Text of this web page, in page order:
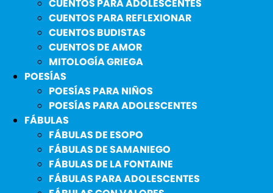
CUENTOS PARA ADOLESCENTES
CUENTOS PARA REFLEXIONAR
CUENTOS BUDISTAS
CUENTOS DE AMOR
MITOLOGÍA GRIEGA
POESÍAS
POESÍAS PARA NIÑOS
POESÍAS PARA ADOLESCENTES
FÁBULAS
FÁBULAS DE ESOPO
FÁBULAS DE SAMANIEGO
FÁBULAS DE LA FONTAINE
FÁBULAS PARA ADOLESCENTES